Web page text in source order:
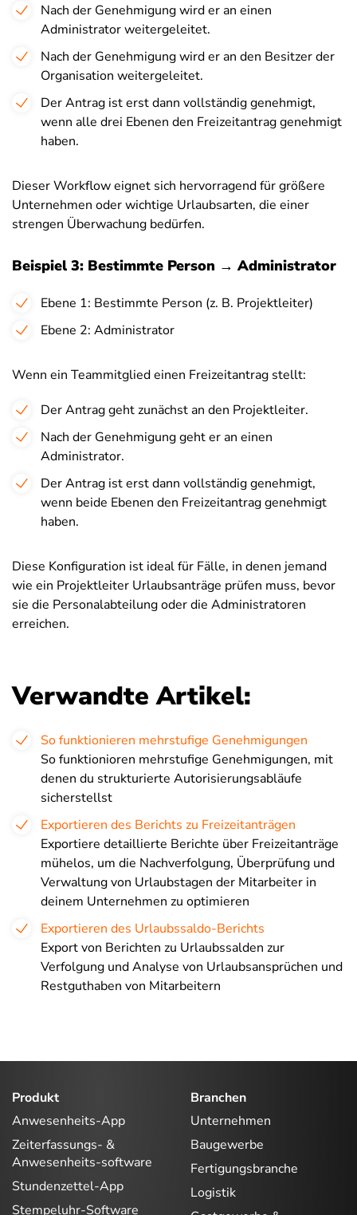
Nach der Genehmigung wird er an einen
Administrator weitergeleitet.
Nach der Genehmigung wird er an den Besitzer der
Organisation weitergeleitet.
Der Antrag ist erst dann vollständig genehmigt,
wenn alle drei Ebenen den Freizeitantrag genehmigt
haben.
Dieser Workflow eignet sich hervorragend für größere
Unternehmen oder wichtige Urlaubsarten, die einer
strengen Überwachung bedürfen.
Beispiel 3: Bestimmte Person → Administrator
Ebene 1: Bestimmte Person (z. B. Projektleiter)
Ebene 2: Administrator
Wenn ein Teammitglied einen Freizeitantrag stellt:
Der Antrag geht zunächst an den Projektleiter.
Nach der Genehmigung geht er an einen
Administrator.
Der Antrag ist erst dann vollständig genehmigt,
wenn beide Ebenen den Freizeitantrag genehmigt
haben.
Diese Konfiguration ist ideal für Fälle, in denen jemand
wie ein Projektleiter Urlaubsanträge prüfen muss, bevor
sie die Personalabteilung oder die Administratoren
erreichen.
Verwandte Artikel:
So funktionieren mehrstufige Genehmigungen
So funktionioren mehrstufige Genehmigungen, mit
denen du strukturierte Autorisierungsabläufe
sicherstellst
Exportieren des Berichts zu Freizeitanträgen
Exportiere detaillierte Berichte über Freizeitanträge
mühelos, um die Nachverfolgung, Überprüfung und
Verwaltung von Urlaubstagen der Mitarbeiter in
deinem Unternehmen zu optimieren
Exportieren des Urlaubssaldo-Berichts
Export von Berichten zu Urlaubssalden zur
Verfolgung und Analyse von Urlaubsansprüchen und
Restguthaben von Mitarbeitern
Produkt
Anwesenheits-App
Zeiterfassungs- &
Anwesenheits-software
Stundenzettel-App
Stempeluhr-Software
Branchen
Unternehmen
Baugewerbe
Fertigungsbranche
Logistik